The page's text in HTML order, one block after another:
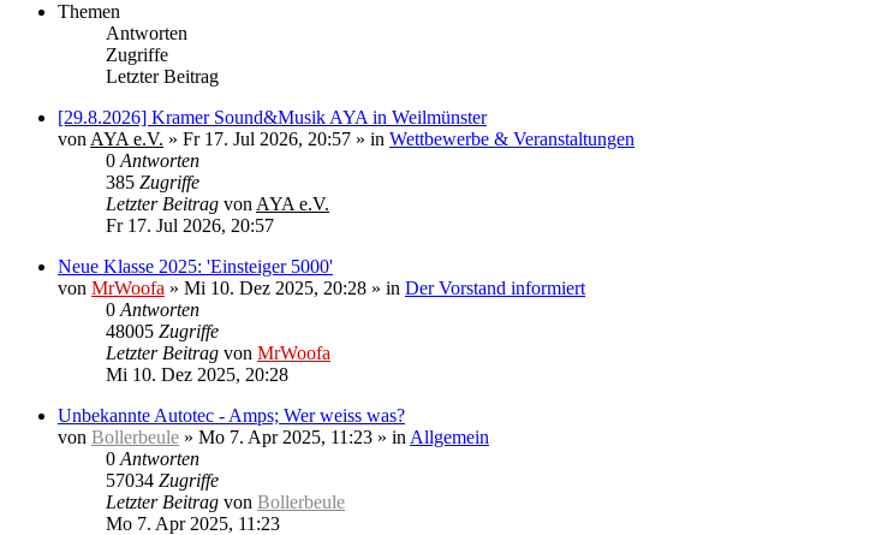
Themen
Antworten
Zugriffe
Letzter Beitrag
[29.8.2026] Kramer Sound&Musik AYA in Weilmünster
von AYA e.V. » Fr 17. Jul 2026, 20:57 » in Wettbewerbe & Veranstaltungen
0 Antworten
385 Zugriffe
Letzter Beitrag von AYA e.V.
Fr 17. Jul 2026, 20:57
Neue Klasse 2025: 'Einsteiger 5000'
von MrWoofa » Mi 10. Dez 2025, 20:28 » in Der Vorstand informiert
0 Antworten
48005 Zugriffe
Letzter Beitrag von MrWoofa
Mi 10. Dez 2025, 20:28
Unbekannte Autotec - Amps; Wer weiss was?
von Bollerbeule » Mo 7. Apr 2025, 11:23 » in Allgemein
0 Antworten
57034 Zugriffe
Letzter Beitrag von Bollerbeule
Mo 7. Apr 2025, 11:23